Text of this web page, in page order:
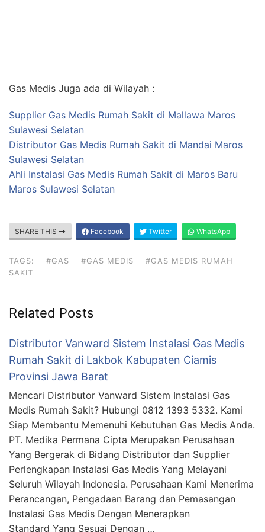
Gas Medis Juga ada di Wilayah :
Supplier Gas Medis Rumah Sakit di Mallawa Maros
Sulawesi Selatan
Distributor Gas Medis Rumah Sakit di Mandai Maros
Sulawesi Selatan
Ahli Instalasi Gas Medis Rumah Sakit di Maros Baru
Maros Sulawesi Selatan
SHARE THIS Facebook Twitter WhatsApp
TAGS: #GAS #GAS MEDIS
#GAS MEDIS RUMAH
SAKIT
Related Posts
Distributor Vanward Sistem Instalasi Gas Medis
Rumah Sakit di Lakbok Kabupaten Ciamis
Provinsi Jawa Barat
Mencari Distributor Vanward Sistem Instalasi Gas
Medis Rumah Sakit? Hubungi 0812 1393 5332. Kami
Siap Membantu Memenuhi Kebutuhan Gas Medis Anda.
PT. Medika Permana Cipta Merupakan Perusahaan
Yang Bergerak di Bidang Distributor dan Supplier
Perlengkapan Instalasi Gas Medis Yang Melayani
Seluruh Wilayah Indonesia. Perusahaan Kami Menerima
Perancangan, Pengadaan Barang dan Pemasangan
Instalasi Gas Medis Dengan Menerapkan
Standard Yang Sesuai Dengan …